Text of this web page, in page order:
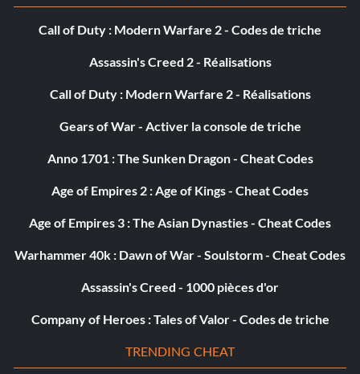
Call of Duty : Modern Warfare 2 - Codes de triche
Assassin's Creed 2 - Réalisations
Call of Duty : Modern Warfare 2 - Réalisations
Gears of War - Activer la console de triche
Anno 1701 : The Sunken Dragon - Cheat Codes
Age of Empires 2 : Age of Kings - Cheat Codes
Age of Empires 3 : The Asian Dynasties - Cheat Codes
Warhammer 40k : Dawn of War - Soulstorm - Cheat Codes
Assassin's Creed - 1000 pièces d'or
Company of Heroes : Tales of Valor - Codes de triche
TRENDING CHEAT